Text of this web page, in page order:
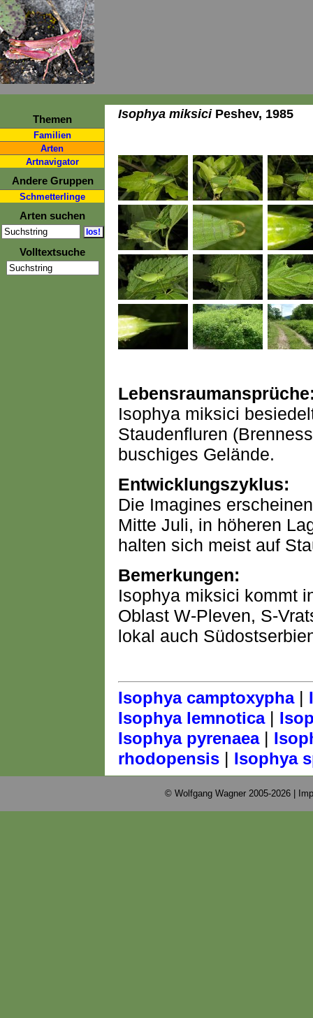
Themen
Familien
Arten
Artnavigator
Andere Gruppen
Schmetterlinge
Arten suchen
Volltextsuche
Isophya miksiciPeshev, 1985
Isophya miksici
Staudenfluren
buschiges Gelände.
Entwicklungszyklus:
Die Imagines
Mitte Juli, in höheren
halten sich meist auf
Bemerkungen:
Isophya miksici kommt
Oblast W-Pleven, S-
lokal auch
Isophya camptoxypha|
Isophya lemnotica|
Isophya pyrenaea|
rhodopensis | Isophya
© Wolfgang Wagner 2005-2026 |